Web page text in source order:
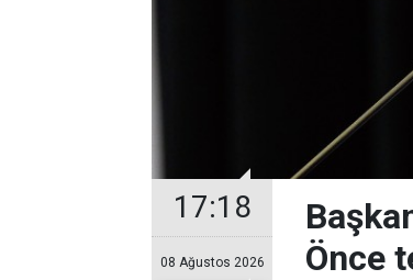
17:18
08 Ağustos 2026
Önce